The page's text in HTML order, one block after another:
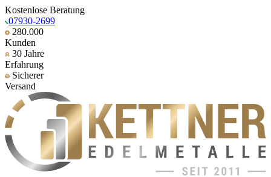
Kostenlose Beratung
07930-2699
280.000
Kunden
30 Jahre
Erfahrung
Sicherer
Versand